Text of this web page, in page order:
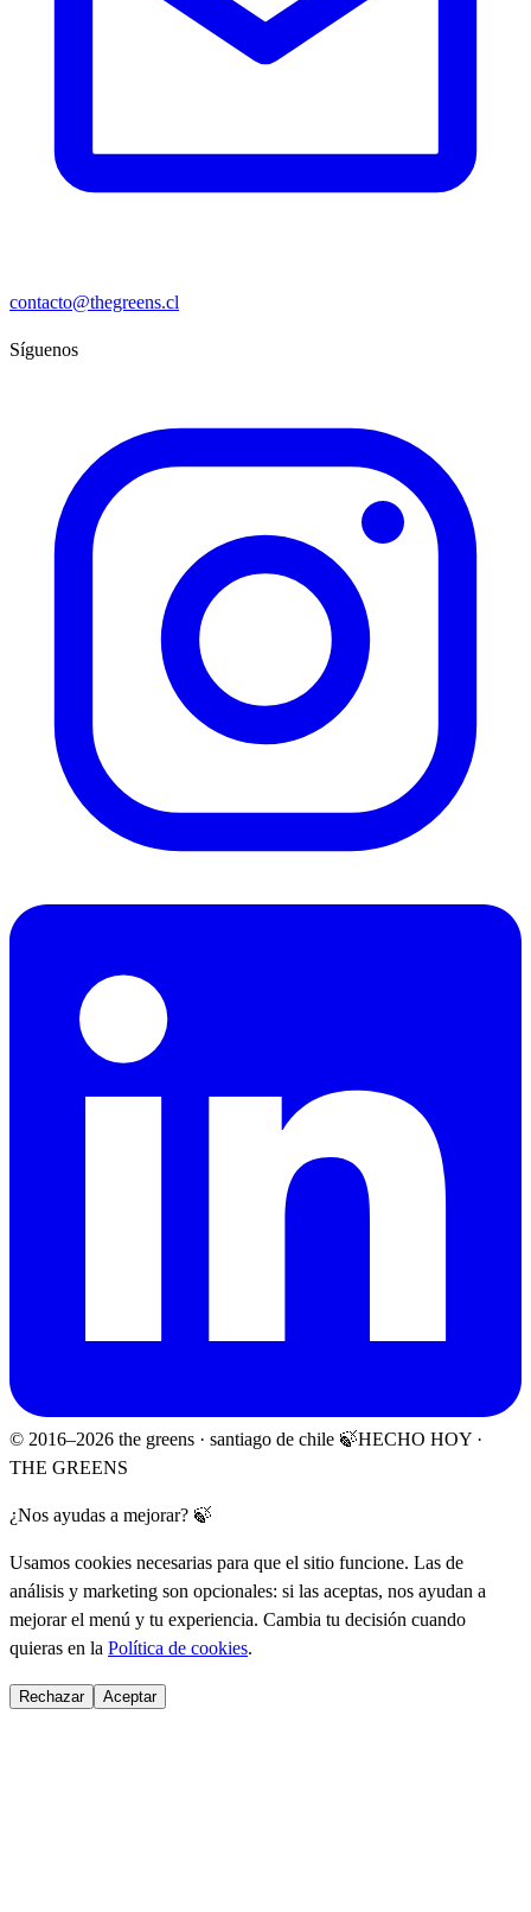
contacto@thegreens.cl
Síguenos
© 2016–2026 the greens · santiago de chile 🍃HECHO HOY ·
THE GREENS
¿Nos ayudas a mejorar? 🍃
Usamos cookies necesarias para que el sitio funcione. Las de
análisis y marketing son opcionales: si las aceptas, nos ayudan a
mejorar el menú y tu experiencia. Cambia tu decisión cuando
quieras en la Política de cookies.
Rechazar Aceptar